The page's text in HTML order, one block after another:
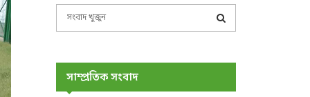
সাম্প্রতিক সংবাদ